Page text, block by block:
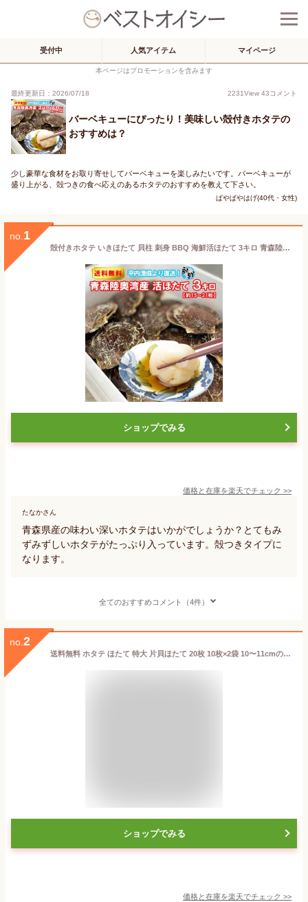
受付中 人気アイテム マイページ
本ページはプロモーションを含みます
最終更新日：2026/07/18 2231View 43コメント
バーベキューにぴったり！美味しい殻付きホタテの
おすすめは？
少し豪華な食材をお取り寄せしてバーベキューを楽しみたいです。バーベキューが
盛り上がる、殻つきの食べ応えのあるホタテのおすすめを教えて下さい。
ぱやぱやはげ(40代・女性)
no. 1
殻付きホタテ いきほたて 貝柱 刺身 BBQ 海鮮活ほたて 3キロ 青森陸奥湾 平内産 平内漁協の生けすから直送 送料無料 | 青森 お土産 ホタテ 殻付き お取り寄せグルメ 活貝 お取り寄せ ギフト グルメ 活ホタテ 贈り物 ほたて ホタテ貝 贈答用 ご当地 海鮮 バーベキュー 帆立
ショップでみる
価格と在庫を楽天でチェック >>
たなかさん
青森県産の味わい深いホタテはいかがでしょうか？とてもみ
ずみずしいホタテがたっぷり入っています。殻つきタイプに
なります。
全てのおすすめコメント（4件）
no. 2
送料無料 ホタテ ほたて 特大 片貝ほたて 20枚 10枚×2袋 10〜11cmの特大サイズ！北海道産のほたて貝 殻付きほたて 帆立 貝 バター焼き 浜焼き バーベキュー BBQ 業務用 築地市場 豊洲市場 おせち 単品おせち ギフト
ショップでみる
価格と在庫を楽天でチェック >>